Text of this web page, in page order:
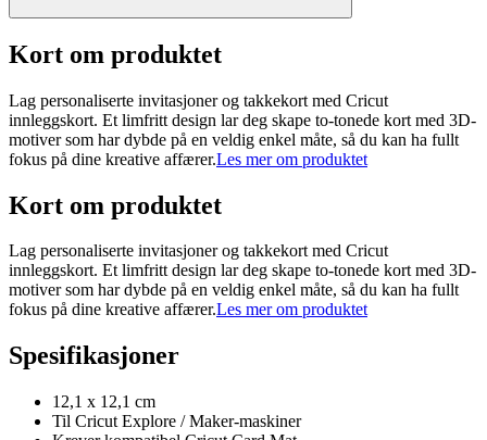
Kort om produktet
Lag personaliserte invitasjoner og takkekort med Cricut
innleggskort. Et limfritt design lar deg skape to-tonede kort med 3D-
motiver som har dybde på en veldig enkel måte, så du kan ha fullt
fokus på dine kreative affærer.Les mer om produktet
Kort om produktet
Lag personaliserte invitasjoner og takkekort med Cricut
innleggskort. Et limfritt design lar deg skape to-tonede kort med 3D-
motiver som har dybde på en veldig enkel måte, så du kan ha fullt
fokus på dine kreative affærer.Les mer om produktet
Spesifikasjoner
12,1 x 12,1 cm
Til Cricut Explore / Maker-maskiner